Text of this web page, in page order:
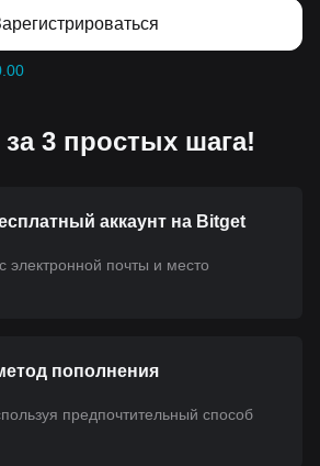
за 3 простых шага!
аккаунт на Bitget
электронной почты и место
пополнения
предпочтительный способ